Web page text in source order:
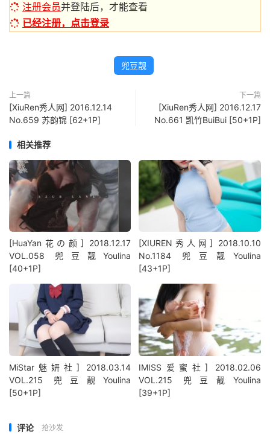
注册会员并登陆后，才能查看
已经注册，点击登录
兜豆靓
上一篇
[XiuRen秀人网] 2016.12.14
No.659 苏韵锦 [62+1P]
下一篇
[XiuRen秀人网] 2016.12.17
No.661 凯竹BuiBui [50+1P]
相关推荐
[HuaYan花の颜] 2018.12.17
VOL.058 兜豆靓Youlina
[40+1P]
[XIUREN秀人网] 2018.10.10
No.1184 兜豆靓Youlina
[43+1P]
MiStar魅妍社] 2018.03.14
VOL.215 兜豆靓Youlina
[50+1P]
IMISS爱蜜社] 2018.02.06
VOL.215 兜豆靓Youlina
[39+1P]
评论 抢沙发